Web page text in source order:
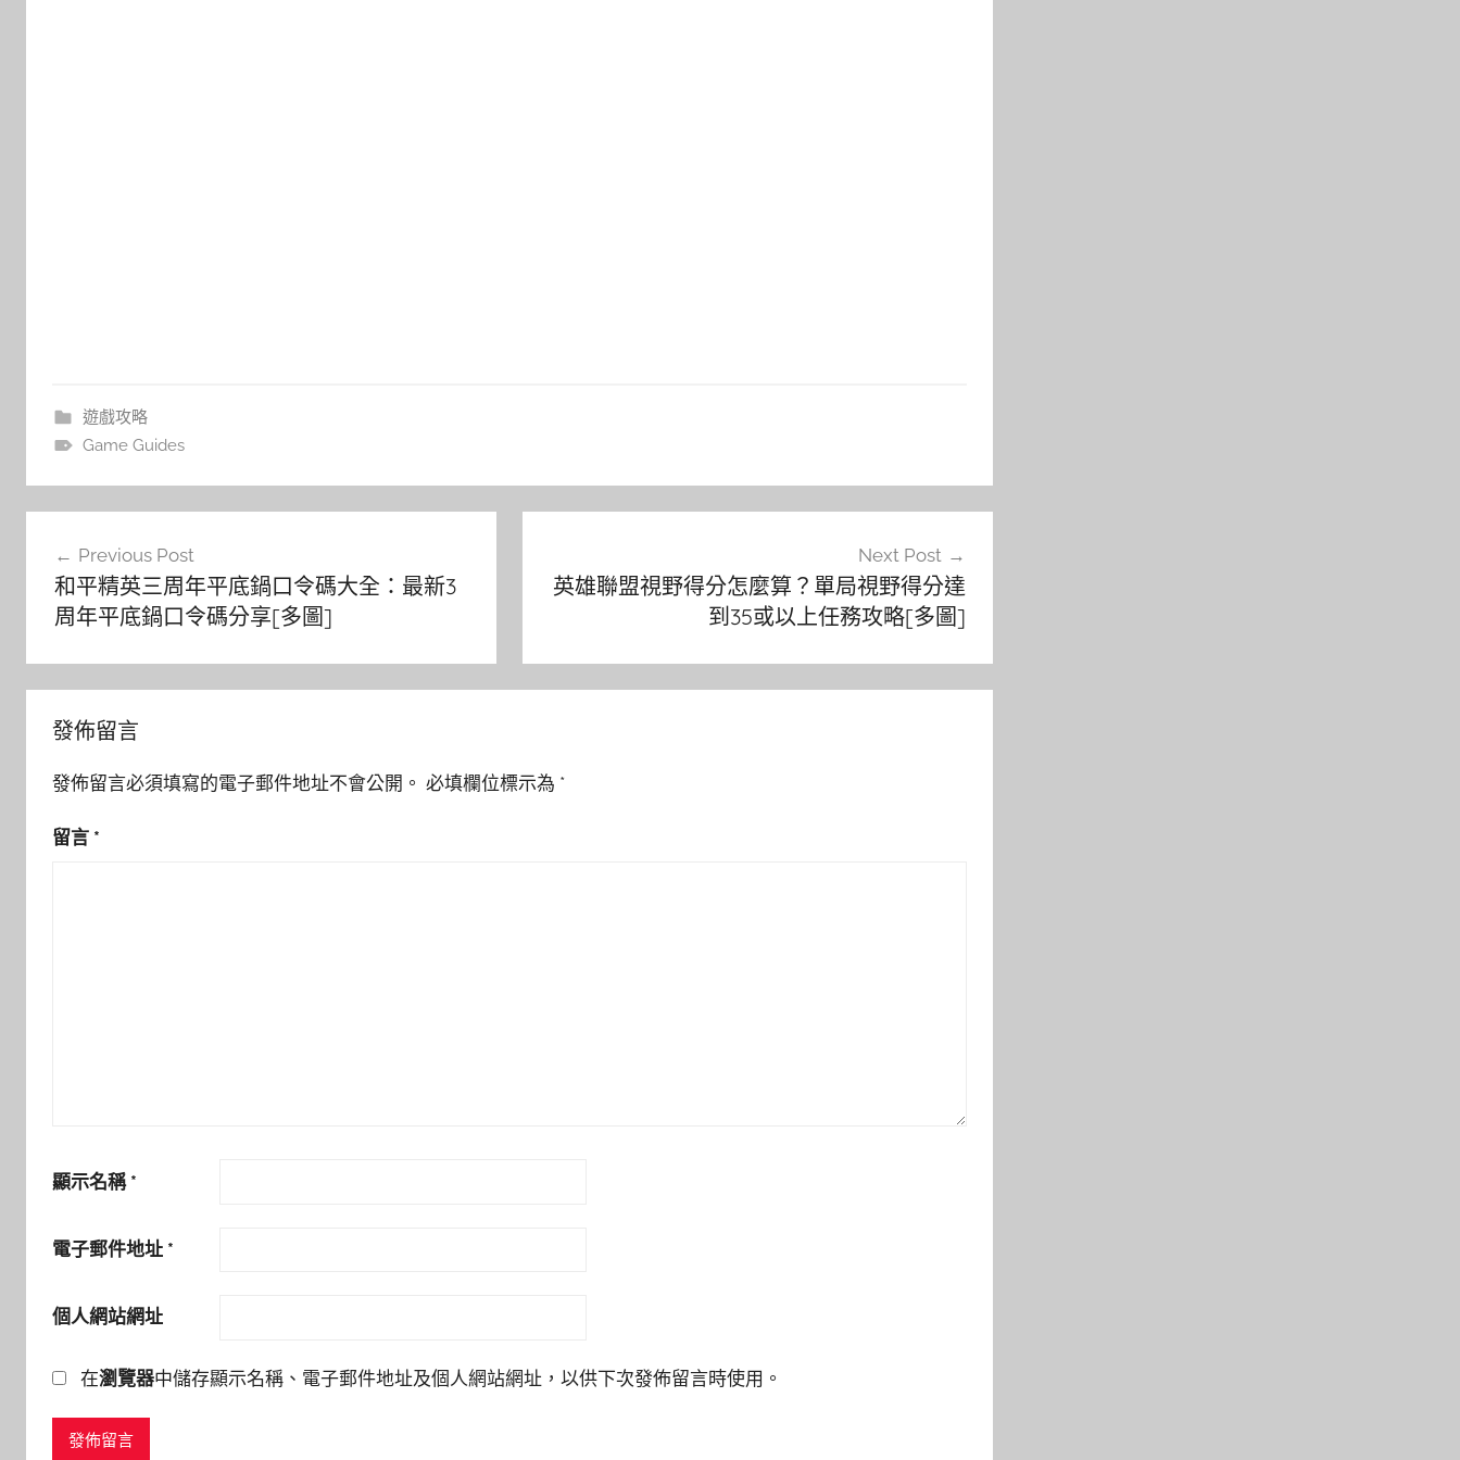
遊戲攻略
Game Guides
Previous Post
和平精英三周年平底鍋口令碼大全：最新3
周年平底鍋口令碼分享[多圖]
Next Post
英雄聯盟視野得分怎麼算？單局視野得分達
到35或以上任務攻略[多圖]
發佈留言
發佈留言必須填寫的電子郵件地址不會公開。 必填欄位標示為 *
留言 *
顯示名稱 *
電子郵件地址 *
個人網站網址
在瀏覽器中儲存顯示名稱、電子郵件地址及個人網站網址，以供下次發佈留言時使用。